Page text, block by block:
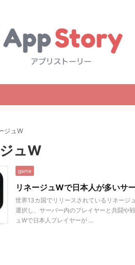
ジュW
ュW
game
リネージュWで日本人が多いサ
世界13カ国でリリースされているリネージ
選択し、サーバー内のプレイヤーと共闘や
ュWで日本人プレイヤーが ...